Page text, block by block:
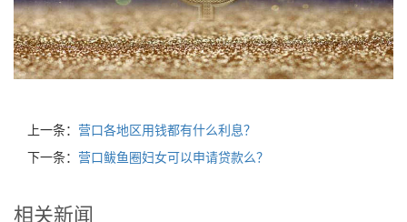
上一条： 营口各地区用钱都有什么利息？
下一条： 营口鲅鱼圈妇女可以申请贷款么？
相关新闻